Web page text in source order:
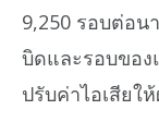
9,250 รอบต่อน
บิดและรอบของ
ปรับค่าไอเสียใ